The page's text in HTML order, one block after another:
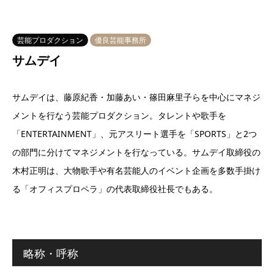
芸能プロダクション 優良芸能事務所
サムデイ
サムデイは、藤原紀香・加藤あい・篠田麻里子らを中心にマネジ
メントを行なう芸能プロダクション。タレントや歌手を
「ENTERTAINMENT」、元アスリート選手を「SPORTS」と2つ
の部門に分けてマネジメントを行なっている。サムデイ取締役の
木村正明は、大物歌手や有名芸能人のイベント企画を多数手掛け
る「オフィスプロペラ」の代表取締役社長でもある。
略称・呼称